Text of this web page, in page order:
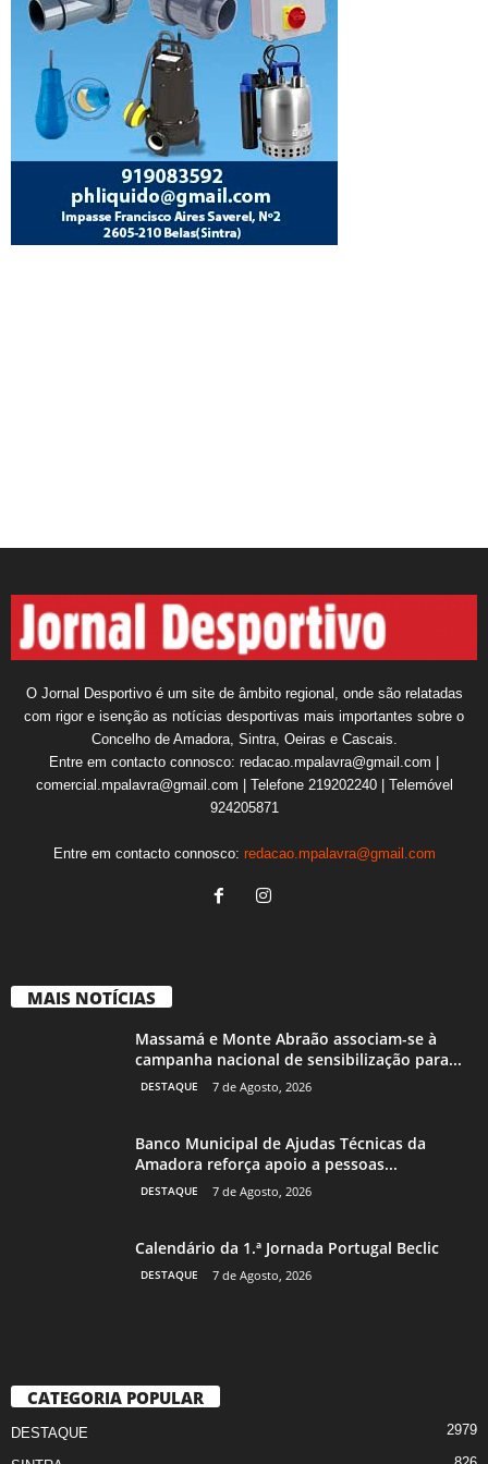
O Jornal Desportivo é um site de âmbito regional, onde são relatadas
com rigor e isenção as notícias desportivas mais importantes sobre o
Concelho de Amadora, Sintra, Oeiras e Cascais.
Entre em contacto connosco: redacao.mpalavra@gmail.com |
comercial.mpalavra@gmail.com | Telefone 219202240 | Telemóvel
924205871
Entre em contacto connosco: redacao.mpalavra@gmail.com
MAIS NOTÍCIAS
Massamá e Monte Abraão associam-se à
campanha nacional de sensibilização para...
DESTAQUE 7 de Agosto, 2026
Banco Municipal de Ajudas Técnicas da
Amadora reforça apoio a pessoas...
DESTAQUE 7 de Agosto, 2026
Calendário da 1.ª Jornada Portugal Beclic
DESTAQUE 7 de Agosto, 2026
CATEGORIA POPULAR
DESTAQUE 2979